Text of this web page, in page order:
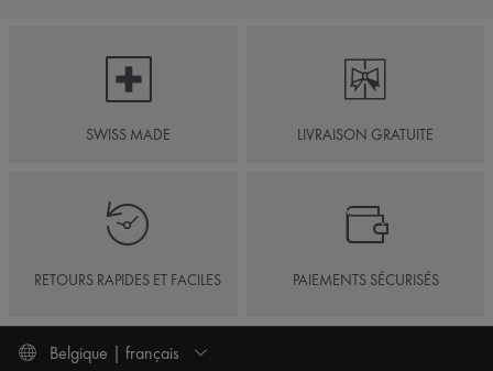
SWISS MADE LIVRAISON GRATUITE
RETOURS RAPIDES ET FACILES PAIEMENTS SÉCURISÉS
Belgique | français